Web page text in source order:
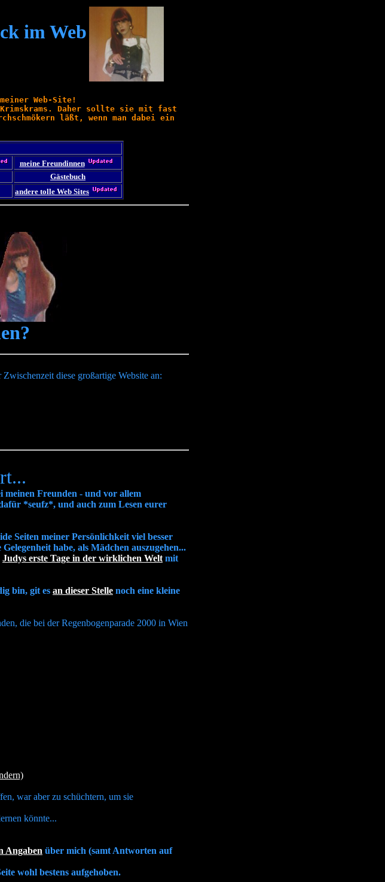
im Web
meiner Web-Site!
Daher sollte sie mit fast
läßt, wenn man dabei ein
meine Freundinnen
Gästebuch
andere tolle Web Sites
diese großartige Website an:
meinen Freunden - und vor allem
*seufz*, und auch zum Lesen eurer
Seiten meiner Persönlichkeit viel besser
habe, als Mädchen auszugehen...
Judys erste Tage in der wirklichen Welt mit
bin, git es an dieser Stelle noch eine kleine
die bei der Regenbogenparade 2000 in Wien
war aber zu schüchtern, um sie
könnte...
Angaben über mich (samt Antworten auf
wohl bestens aufgehoben.